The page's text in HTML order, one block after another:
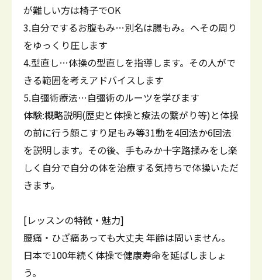
が難しい方は椅子でOK
3.自分でするお腹もみ…別名は腸もみ。へその周り
をゆっくり圧します
4.型直し…体操の型直しを指導します。その人がで
きる範囲を考えアドバイスします
5.自彊術療法…自彊術のルーツを学びます
体験:概略説明(歴史と体操と療法の繋がり等)と体操
の前に行う顔こすり足もみ等31動を4回法か6回法
を説明します。その後、手もみか十字路揉みをし楽
しく自分で自分の体を治療する気持ちで体操いただ
きます。
[レッスンの特徴・魅力]
腰痛・ひざ痛あっても大丈夫 年齢は問いません。
日本で100年続く体操で健康寿命を延ばしましょ
う。